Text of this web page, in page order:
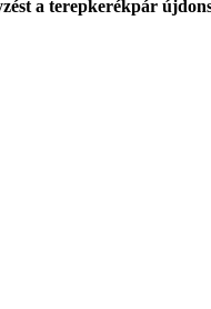
a terepkerékpár